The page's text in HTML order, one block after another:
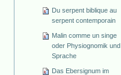
Du serpent biblique au
serpent contemporain
Malin comme un singe
oder Physiognomik und
Sprache
Das Ebersignum im